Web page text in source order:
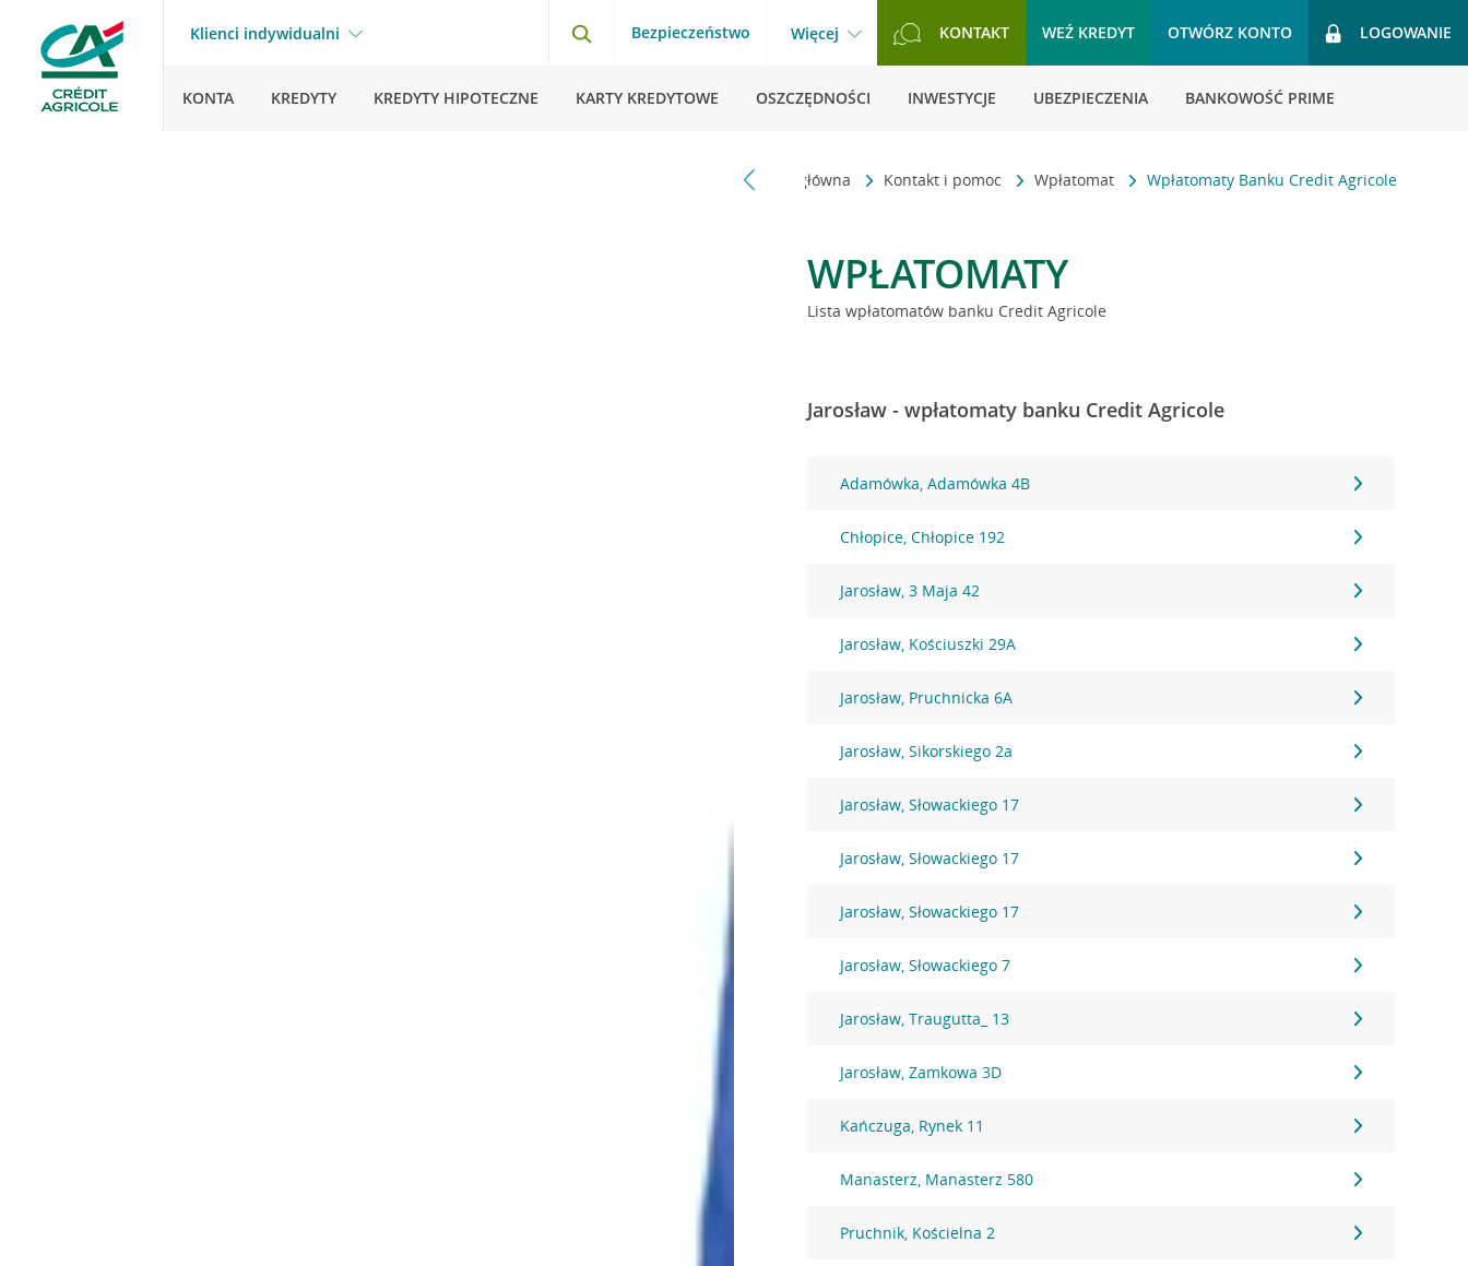
Klienci indywidualni Bezpieczeństwo Więcej KONTAKT WEŹ KREDYT OTWÓRZ KONTO LOGOWANIE
KONTA KREDYTY KREDYTY HIPOTECZNE KARTY KREDYTOWE OSZCZĘDNOŚCI INWESTYCJE UBEZPIECZENIA BANKOWOŚĆ PRIME
Strona główna Kontakt i pomoc Wpłatomat Wpłatomaty Banku Credit Agricole
WPŁATOMATY
Lista wpłatomatów banku Credit Agricole
Jarosław - wpłatomaty banku Credit Agricole
Adamówka, Adamówka 4B
Chłopice, Chłopice 192
Jarosław, 3 Maja 42
Jarosław, Kościuszki 29A
Jarosław, Pruchnicka 6A
Jarosław, Sikorskiego 2a
Jarosław, Słowackiego 17
Jarosław, Słowackiego 17
Jarosław, Słowackiego 17
Jarosław, Słowackiego 7
Jarosław, Traugutta_ 13
Jarosław, Zamkowa 3D
Kańczuga, Rynek 11
Manasterz, Manasterz 580
Pruchnik, Kościelna 2